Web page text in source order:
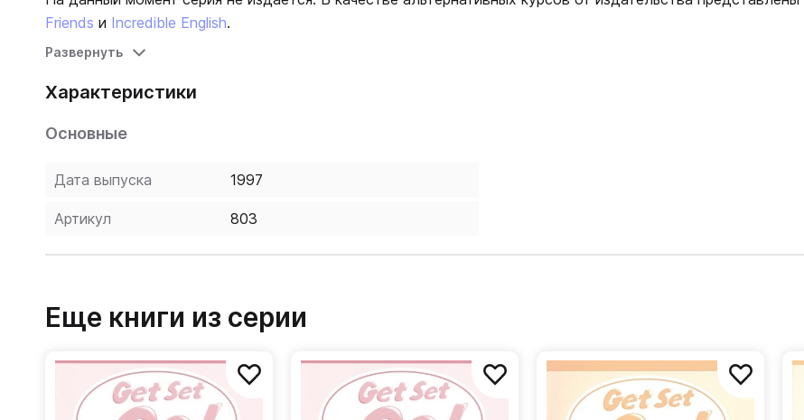
Friends и Incredible English.
Развернуть
Характеристики
Основные
Дата выпуска 1997
Артикул 803
Еще книги из серии